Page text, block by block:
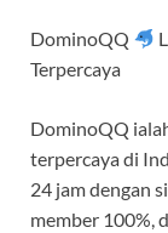
DominoQQ
Terpercaya
DominoQQ
terpercaya di
24 jam dengan
member 100%,